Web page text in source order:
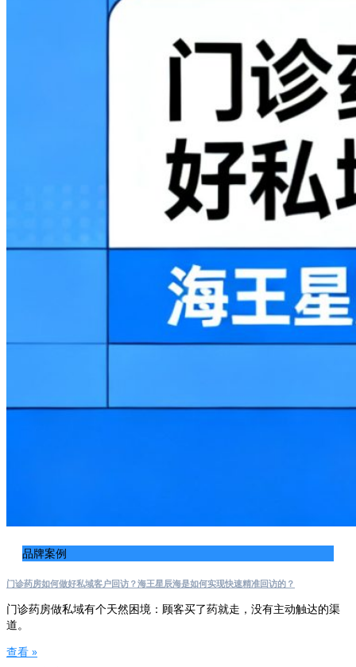
品牌案例
门诊药房如何做好私域客户回访？海王星辰海是如何实现快速精准回访的？
门诊药房做私域有个天然困境：顾客买了药就走，没有主动触达的渠
道。
查看 »